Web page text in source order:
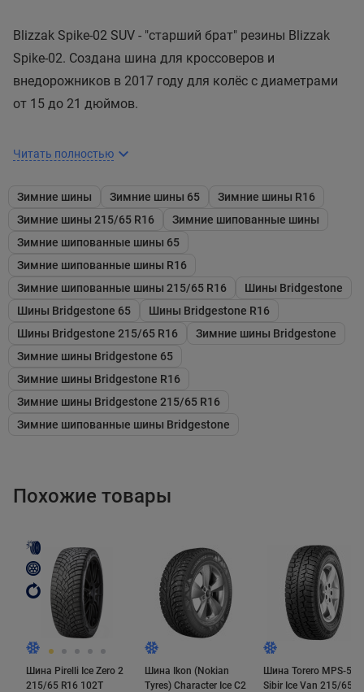
Blizzak Spike-02 SUV - "старший брат" резины Blizzak
Spike-02. Создана шина для кроссоверов и
внедорожников в 2017 году для колёс с диаметрами
от 15 до 21 дюймов.
Рисунок протектора
Направленный рисунок не содержит в своей
структуре отдельного ребра в центре и кольцевых
канавок, но столь же хорошо справляется с
управлением и аквапланированием за счёт
жесткости резины и широких, значительно глубоких
поперечных канавок. Блоки V-образного рисунка
располагаются почти под прямым углом к оси
движения, поэтому сцепные свойства шины на
ледяной и заснеженной поверхностях достаточно
В сравнении с первой версией Blizzak Spike данная
модель получила инновационный шип. Шип имеет
направленные овальные основание и наконечник.
Первое препятствует повороту шипа и обеспечивает
уверенную посадку в протекторе, а твёрдосплавная
вставка - увеличенную длину кромки касания шипа
Читать полностью
Зимние шины Зимние шины 65
Зимние шины R16
Зимние шины 215/65 R16
Зимние шипованные шины
Зимние шипованные шины 65
Зимние шипованные шины R16
Зимние шипованные шины 215/65 R16
Шины Bridgestone
Шины Bridgestone 65
Шины Bridgestone R16
Шины Bridgestone 215/65 R16
Зимние шины Bridgestone
Зимние шины Bridgestone 65
Зимние шины Bridgestone R16
Зимние шины Bridgestone 215/65 R16
Зимние шипованные шины Bridgestone
Похожие товары
Шина Pirelli Ice Zero 2
215/65 R16 102T
Шина Ikon (Nokian
Tyres) Character Ice C2
Шина Torero MPS-500
Sibir Ice Van 215/65